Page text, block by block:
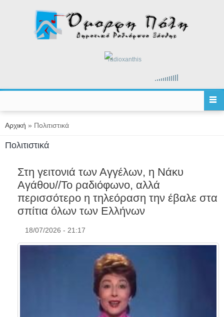
radioxanthis
Είστε εδώ
Αρχική » Πολιτιστικά
Πολιτιστικά
Στη γειτονιά των Αγγέλων, η Νάκυ
Αγάθου//Το ραδιόφωνο, αλλά
περισσότερο η τηλεόραση την έβαλε στα
σπίτια όλων των Ελλήνων
18/07/2026 - 21:17